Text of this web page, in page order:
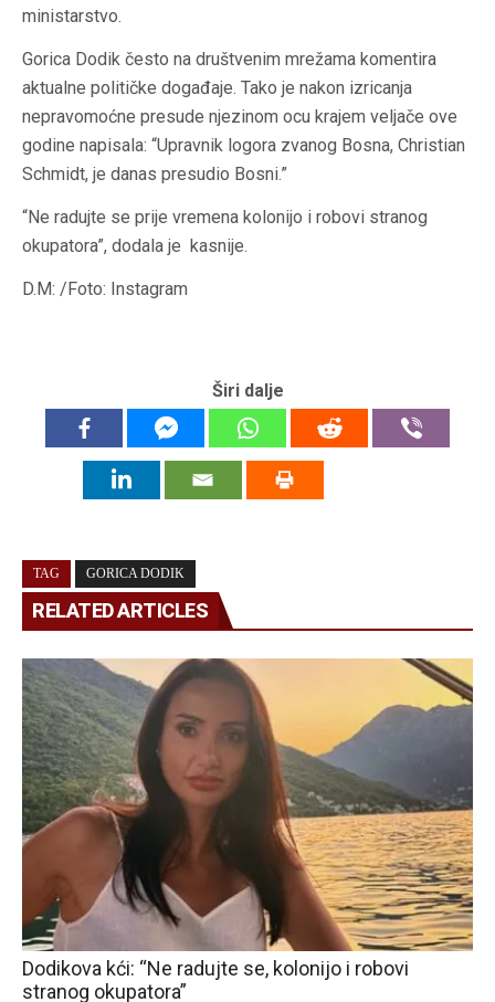
ministarstvo.
Gorica Dodik često na društvenim mrežama komentira
aktualne političke događaje. Tako je nakon izricanja
nepravomoćne presude njezinom ocu krajem veljače ove
godine napisala: “Upravnik logora zvanog Bosna, Christian
Schmidt, je danas presudio Bosni.”
“Ne radujte se prije vremena kolonijo i robovi stranog
okupatora”, dodala je kasnije.
D.M: /Foto: Instagram
Širi dalje
TAG GORICA DODIK
RELATED ARTICLES
Dodikova kći: “Ne radujte se, kolonijo i robovi
stranog okupatora”